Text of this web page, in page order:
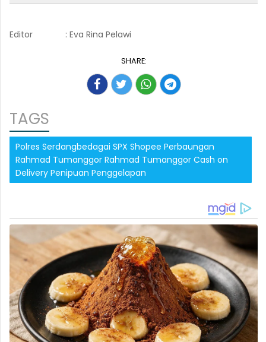
Editor : Eva Rina Pelawi
SHARE:
TAGS
Polres Serdangbedagai SPX Shopee Perbaungan
Rahmad Tumanggor Rahmad Tumanggor Cash on
Delivery Penipuan Penggelapan